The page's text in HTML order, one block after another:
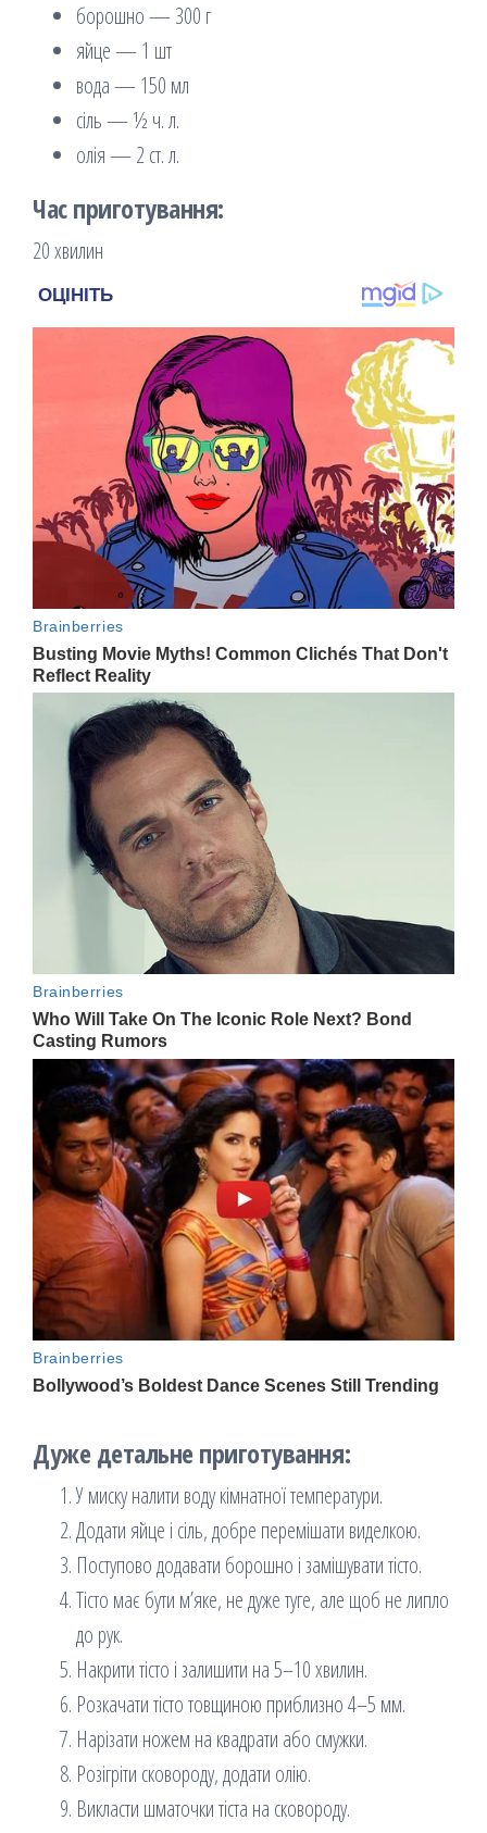
борошно — 300 г
яйце — 1 шт
вода — 150 мл
сіль — ½ ч. л.
олія — 2 ст. л.
Час приготування:
20 хвилин
Дуже детальне приготування:
У миску налити воду кімнатної температури.
Додати яйце і сіль, добре перемішати виделкою.
Поступово додавати борошно і замішувати тісто.
Тісто має бути м’яке, не дуже туге, але щоб не липло
до рук.
Накрити тісто і залишити на 5–10 хвилин.
Розкачати тісто товщиною приблизно 4–5 мм.
Нарізати ножем на квадрати або смужки.
Розігріти сковороду, додати олію.
Викласти шматочки тіста на сковороду.